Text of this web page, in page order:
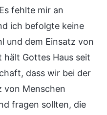
fehlte mir an
ich befolgte keine
und dem Einsatz von
hält Gottes Haus seit
dass wir bei der
von Menschen
fragen sollten, die